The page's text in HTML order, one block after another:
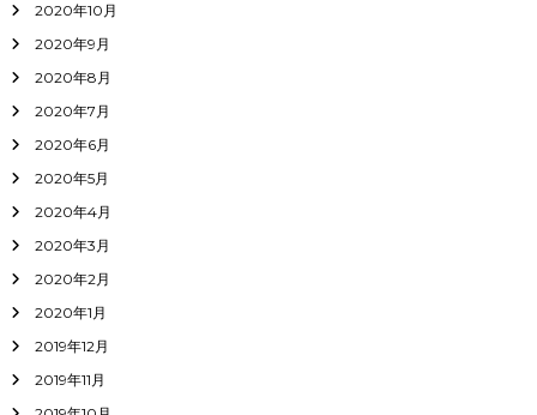
2020年10月
2020年9月
2020年8月
2020年7月
2020年6月
2020年5月
2020年4月
2020年3月
2020年2月
2020年1月
2019年12月
2019年11月